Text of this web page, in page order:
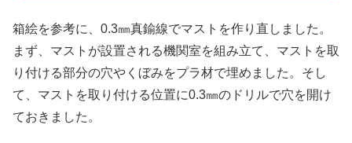
箱絵を参考に、0.3㎜真鍮線でマストを作り直しました。
まず、マストが設置される機関室を組み立て、マストを取
り付ける部分の穴やくぼみをプラ材で埋めました。そし
て、マストを取り付ける位置に0.3㎜のドリルで穴を開け
ておきました。